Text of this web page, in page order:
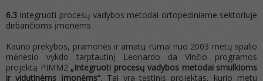
6.3 Integruoti procesų vadybos metodai ortopediniame sektoriuje
dirbančioms įmonėms
Kauno prekybos, pramonės ir amatų rūmai nuo 2003 metų spalio
mėnesio vykdo tarptautinį Leonardo da Vinčio programos
projektą PIMM2 „Integruoti procesų vadybos metodai smulkioms
ir vidutinėms įmonėms“. Tai yra tęstinis projektas, kurio metu